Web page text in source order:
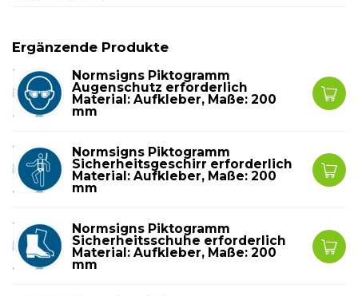
Ergänzende Produkte
Normsigns Piktogramm
Augenschutz erforderlich
Material: Aufkleber, Maße: 200
mm
Normsigns Piktogramm
Sicherheitsgeschirr erforderlich
Material: Aufkleber, Maße: 200
mm
Normsigns Piktogramm
Sicherheitsschuhe erforderlich
Material: Aufkleber, Maße: 200
mm